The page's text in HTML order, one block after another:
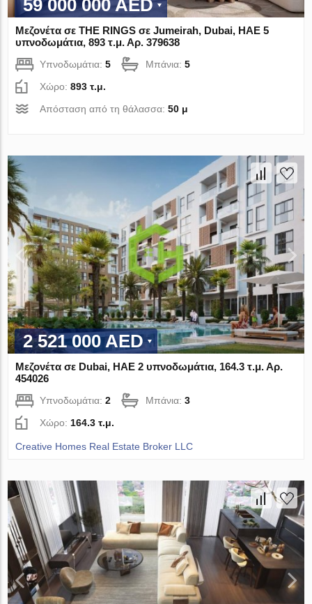
59 000 000 AED
Μεζονέτα σε THE RINGS σε Jumeirah, Dubai, ΗΑΕ 5
υπνοδωμάτια, 893 τ.μ. Αρ. 379638
Υπνοδωμάτια:5 Μπάνια:5
Χώρο:893 τ.μ.
Απόσταση από τη θάλασσα:50 μ
2 521 000 AED
Μεζονέτα σε Dubai, ΗΑΕ 2 υπνοδωμάτια, 164.3 τ.μ. Αρ.
454026
Υπνοδωμάτια:2 Μπάνια:3
Χώρο: 164.3 τ.μ.
Creative Homes Real Estate Broker LLC